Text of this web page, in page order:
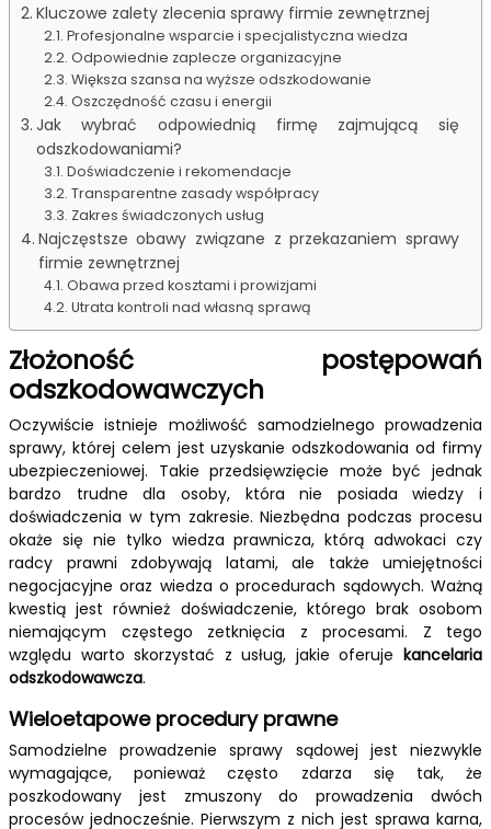
Kluczowe zalety zlecenia sprawy firmie zewnętrznej
Profesjonalne wsparcie i specjalistyczna wiedza
Odpowiednie zaplecze organizacyjne
Większa szansa na wyższe odszkodowanie
Oszczędność czasu i energii
Jak wybrać odpowiednią firmę zajmującą się
odszkodowaniami?
Doświadczenie i rekomendacje
Transparentne zasady współpracy
Zakres świadczonych usług
Najczęstsze obawy związane z przekazaniem sprawy
firmie zewnętrznej
Obawa przed kosztami i prowizjami
Utrata kontroli nad własną sprawą
Złożoność postępowań
odszkodowawczych
Oczywiście istnieje możliwość samodzielnego prowadzenia
sprawy, której celem jest uzyskanie odszkodowania od firmy
ubezpieczeniowej. Takie przedsięwzięcie może być jednak
bardzo trudne dla osoby, która nie posiada wiedzy i
doświadczenia w tym zakresie. Niezbędna podczas procesu
okaże się nie tylko wiedza prawnicza, którą adwokaci czy
radcy prawni zdobywają latami, ale także umiejętności
negocjacyjne oraz wiedza o procedurach sądowych. Ważną
kwestią jest również doświadczenie, którego brak osobom
niemającym częstego zetknięcia z procesami. Z tego
względu warto skorzystać z usług, jakie oferuje kancelaria
odszkodowawcza.
Wieloetapowe procedury prawne
Samodzielne prowadzenie sprawy sądowej jest niezwykle
wymagające, ponieważ często zdarza się tak, że
poszkodowany jest zmuszony do prowadzenia dwóch
procesów jednocześnie. Pierwszym z nich jest sprawa karna,